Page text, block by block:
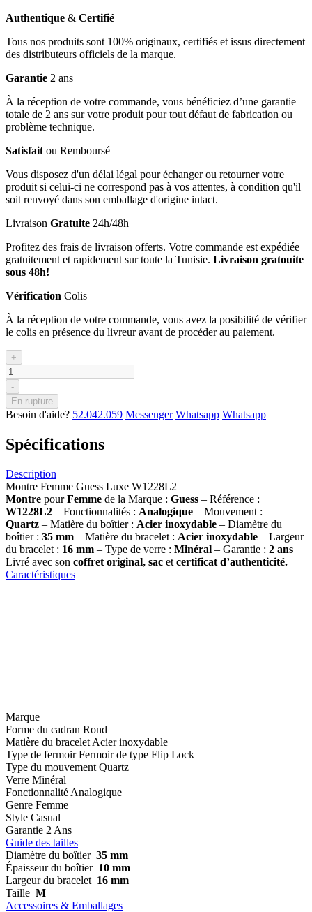
Authentique & Certifié
Tous nos produits sont 100% originaux, certifiés et issus directement
des distributeurs officiels de la marque.
Garantie 2 ans
À la réception de votre commande, vous bénéficiez d’une garantie
totale de 2 ans sur votre produit pour tout défaut de fabrication ou
problème technique.
Satisfait ou Remboursé
Vous disposez d'un délai légal pour échanger ou retourner votre
produit si celui-ci ne correspond pas à vos attentes, à condition qu'il
soit renvoyé dans son emballage d'origine intact.
Livraison Gratuite 24h/48h
Profitez des frais de livraison offerts. Votre commande est expédiée
gratuitement et rapidement sur toute la Tunisie. Livraison gratouite
sous 48h!
Vérification Colis
À la réception de votre commande, vous avez la posibilité de vérifier
le colis en présence du livreur avant de procéder au paiement.
+
-
En rupture
Besoin d'aide? 52.042.059 Messenger Whatsapp Whatsapp
Spécifications
Description
Montre Femme Guess Luxe W1228L2
Montre pourFemme de la Marque : Guess – Référence :
W1228L2 – Fonctionnalités : Analogique – Mouvement :
Quartz – Matière du boîtier : Acier inoxydable – Diamètre du
boîtier : 35 mm – Matière du bracelet : Acier inoxydable – Largeur
du bracelet : 16 mm – Type de verre : Minéral – Garantie : 2 ans
Livré avec son coffret original, sac et certificat d’authenticité.
Caractéristiques
Marque
Forme du cadran Rond
Matière du bracelet Acier inoxydable
Type de fermoir Fermoir de type Flip Lock
Type du mouvement Quartz
Verre Minéral
Fonctionnalité Analogique
Genre Femme
Style Casual
Garantie 2 Ans
Guide des tailles
Diamètre du boîtier 35 mm
Épaisseur du boîtier 10 mm
Largeur du bracelet 16 mm
Taille M
Accessoires & Emballages